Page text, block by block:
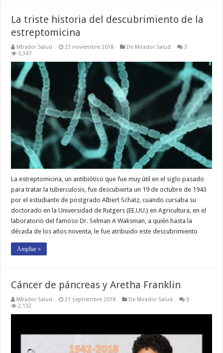
La triste historia del descubrimiento de la
estreptomicina
MIrador Salud 23 noviembre 2018 De Mirador Salud
3
3,347
La estreptomicina, un antibiótico que fue muy útil en el siglo pasado
para tratar la tuberculosis, fue descubierta un 19 de octubre de 1943
por el estudiante de postgrado Albert Schatz, cuando cursaba su
doctorado en la Universidad de Rutgers (EE.UU.) en Agricultura, en el
laboratorio del famoso Dr. Selman A Waksman, a quién hasta la
década de los años noventa, le fue atribuido este descubrimiento
Ampliar »
Cáncer de páncreas y Aretha Franklin
MIrador Salud 21 septiembre 2018 De Mirador Salud
0
2,132